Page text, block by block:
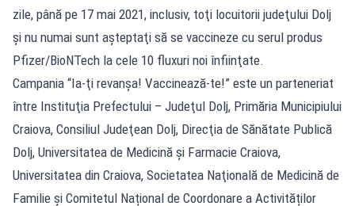
zile, până pe 17 mai 2021, inclusiv, toţi locuitorii judeţului Dolj
şi nu numai sunt aşteptaţi să se vaccineze cu serul produs
Pfizer/BioNTech la cele 10 fluxuri noi înfiinţate.
Campania “Ia-ţi revanşa! Vaccinează-te!” este un parteneriat
între Instituţia Prefectului – Judeţul Dolj, Primăria Municipiului
Craiova, Consiliul Judeţean Dolj, Direcţia de Sănătate Publică
Dolj, Universitatea de Medicină şi Farmacie Craiova,
Universitatea din Craiova, Societatea Naţională de Medicină de
Familie şi Comitetul Național de Coordonare a Activităților